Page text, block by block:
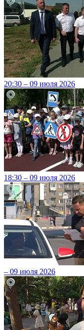
20:30 – 09 июля 2026
18:30 – 09 июля 2026
– 09 июля 2026